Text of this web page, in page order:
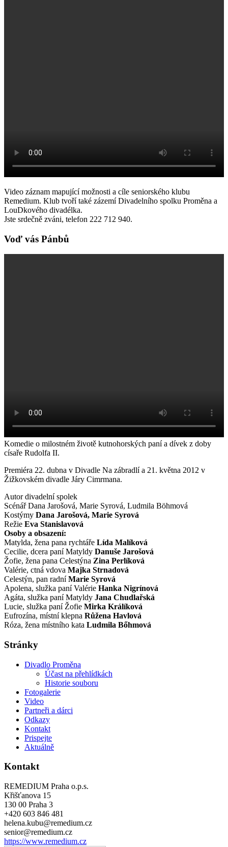
Video záznam mapující možnosti a cíle seniorského klubu
Remedium. Klub tvoří také zázemí Divadelního spolku Proměna a
LouDkového divadélka.
Jste srdečně zváni, telefon 222 712 940.
Voď vás Pánbů
Komedie o milostném životě kutnohorských paní a dívek z doby
císaře Rudolfa II.
Premiéra 22. dubna v Divadle Na zábradlí a 21. května 2012 v
Žižkovském divadle Járy Cimrmana.
Autor divadelní spolek
Scénář Dana Jarošová, Marie Syrová, Ludmila Böhmová
Kostýmy Dana Jarošová, Marie Syrová
Režie Eva Stanislavová
Osoby a obsazení:
Matylda, žena pana rychtáře Lída Malíková
Cecilie, dcera paní Matyldy Danuše Jarošová
Žofie, žena pana Celestýna Zina Perlíková
Valérie, ctná vdova Majka Strnadová
Celestýn, pan radníMarie Syrová
Apolena, služka paní Valérie Hanka Nigrínová
Agáta, služka paní Matyldy Jana Chudlařská
Lucie, služka paní Žofie Mirka Králíková
Eufrozína, místní klepna Růžena Havlová
Róza, žena místního kata Ludmila Bőhmová
Stránky
Divadlo Proměna
Účast na přehlídkách
Historie souboru
Fotogalerie
Video
Partneři a dárci
Odkazy
Kontakt
Prispejte
Aktuálně
Kontakt
REMEDIUM Praha o.p.s.
Křišťanova 15
130 00 Praha 3
+420 603 846 481
helena.kubu@remedium.cz
senior@remedium.cz
https://www.remedium.cz